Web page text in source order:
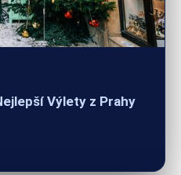
Výlety z Prahy